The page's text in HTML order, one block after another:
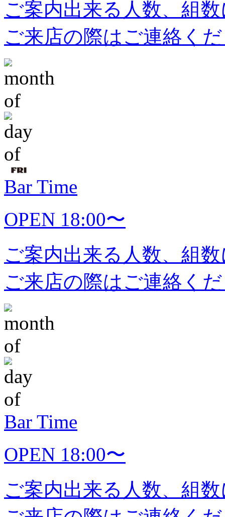
ご案内出来る人数、組
ご来店の際はご連絡く
Bar Time
OPEN 18:00〜
ご案内出来る人数、組
ご来店の際はご連絡く
Bar Time
OPEN 18:00〜
ご案内出来る人数、組